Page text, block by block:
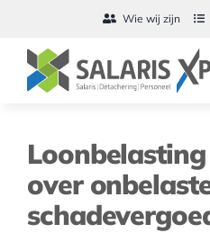
inhoud
Wie wij zijn
over